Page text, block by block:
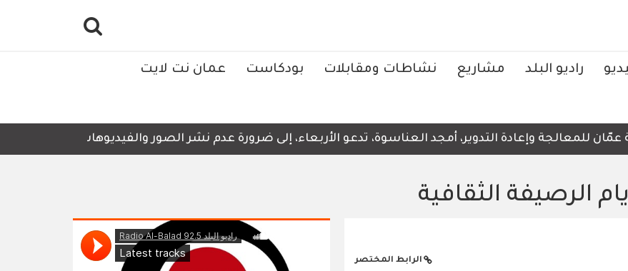
راديو البلد مشاريع نشاطات ومقابلات بودكاست عمان نت لايت
للمعالجة وإعادة التدوير، أمجد العناسوة، تدعو الأربعاء، إلى ضرورة عدم نشر الصور والفيديوهات التي لا تحتوي
الرصيفة الثقافية
الرابط المختصر